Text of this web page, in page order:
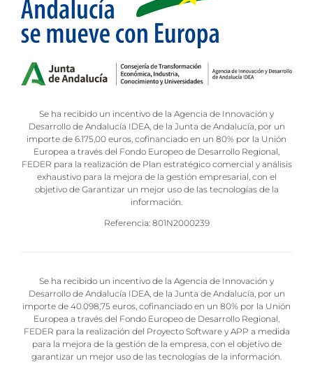
Se ha recibido un incentivo de la Agencia de Innovación y
Desarrollo de Andalucía IDEA, de la Junta de Andalucía, por un
importe de 6.175,00 euros, cofinanciado en un 80% por la Unión
Europea a través del Fondo Europeo de Desarrollo Regional,
FEDER para la realización de Plan estratégico comercial y análisis
exhaustivo para la mejora de la gestión empresarial, con el
objetivo de Garantizar un mejor uso de las tecnologías de la
información.
Referencia: 801N2000239
Se ha recibido un incentivo de la Agencia de Innovación y
Desarrollo de Andalucía IDEA, de la Junta de Andalucía, por un
importe de 40.098,75 euros, cofinanciado en un 80% por la Unión
Europea a través del Fondo Europeo de Desarrollo Regional,
FEDER para la realización del Proyecto Software y APP a medida
para la mejora de la gestión de la empresa, con el objetivo de
garantizar un mejor uso de las tecnologías de la información.